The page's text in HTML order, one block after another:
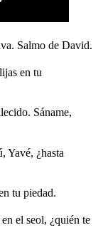
Salmo de David.
en tu
Sáname,
Yavé, ¿hasta
tu piedad.
el seol, ¿quién te